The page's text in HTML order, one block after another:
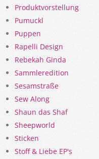
Produktvorstellung
Pumuckl
Puppen
Rapelli Design
Rebekah Ginda
Sammleredition
Sesamstraße
Sew Along
Shaun das Shaf
Sheepworld
Sticken
Stoff & Liebe EP's